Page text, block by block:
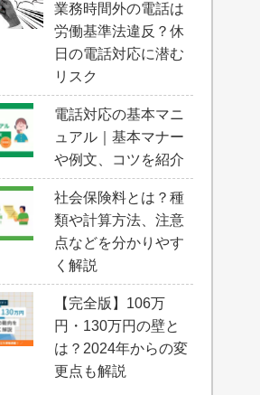
業務時間外の電話は
労働基準法違反？休
日の電話対応に潜む
リスク
電話対応の基本マニ
ュアル｜基本マナー
や例文、コツを紹介
社会保険料とは？種
類や計算方法、注意
点などを分かりやす
く解説
【完全版】106万
円・130万円の壁と
は？2024年からの変
更点も解説